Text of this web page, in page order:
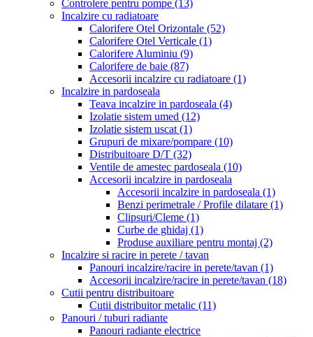
Controlere pentru pompe (13)
Incalzire cu radiatoare
Calorifere Otel Orizontale (52)
Calorifere Otel Verticale (1)
Calorifere Aluminiu (9)
Calorifere de baie (87)
Accesorii incalzire cu radiatoare (1)
Incalzire in pardoseala
Teava incalzire in pardoseala (4)
Izolatie sistem umed (12)
Izolatie sistem uscat (1)
Grupuri de mixare/pompare (10)
Distribuitoare D/T (32)
Ventile de amestec pardoseala (10)
Accesorii incalzire in pardoseala
Accesorii incalzire in pardoseala (1)
Benzi perimetrale / Profile dilatare (1)
Clipsuri/Cleme (1)
Curbe de ghidaj (1)
Produse auxiliare pentru montaj (2)
Incalzire si racire in perete / tavan
Panouri incalzire/racire in perete/tavan (1)
Accesorii incalzire/racire in perete/tavan (18)
Cutii pentru distribuitoare
Cutii distribuitor metalic (11)
Panouri / tuburi radiante
Panouri radiante electrice